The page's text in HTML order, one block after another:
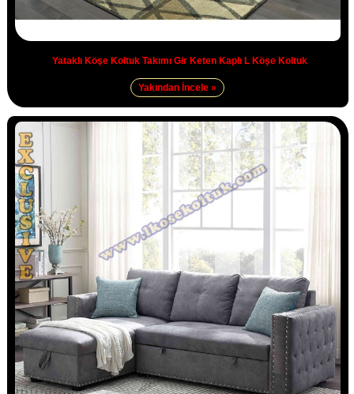
Yataklı Köşe Koltuk Takımı Gir Keten Kaplı L Köşe Koltuk
Yakından İncele »